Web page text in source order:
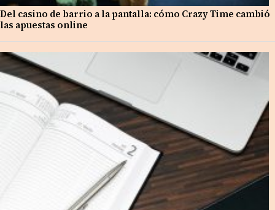
Del casino de barrio a la pantalla: cómo Crazy Time cambió
las apuestas online